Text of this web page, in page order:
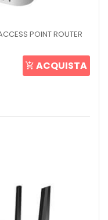
POINT ROUTER
ACQUISTA